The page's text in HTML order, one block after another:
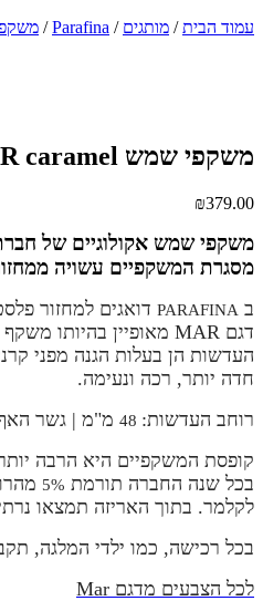
עמוד הבית/ מותגים /
Parafina
/
משקפי שמש MAR caramel
₪379.00
משקפי שמש אקולוגיים של
מסגרת המשקפיים עשויה
ב PARAFINA דואגים למחזור
דגם MAR מאופיין בהיותו משקף שמש קל-משקל, עמיד למים וגמיש.
העדשות הן בעלות הגנה מפני
חדה יותר, רכה ונעימה.
רוחב העדשות:
מ"מ | גשר
קופסת המשקפיים היא הרבה
בכל שנה החברה תורמת 5%
לקלמר. בתוך האריזה תמצאו
בכל רכישה, כמו ילדי המלגה,
לכל הצבעים מדגם Mar